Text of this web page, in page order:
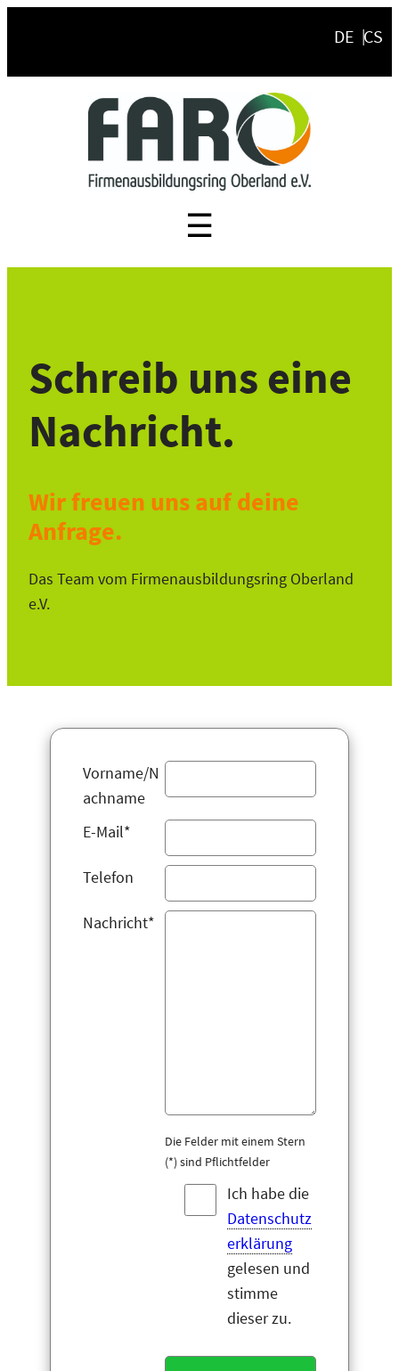
DE CS
☰
Schreib uns eine
Nachricht.
Wir freuen uns auf deine
Anfrage.
Das Team vom Firmenausbildungsring Oberland
e.V.
Vorname/N
achname
E-Mail*
Telefon
Nachricht*
Die Felder mit einem Stern
(*) sind Pflichtfelder
Ich habe die
Datenschutz
erklärung
gelesen und
stimme
dieser zu.